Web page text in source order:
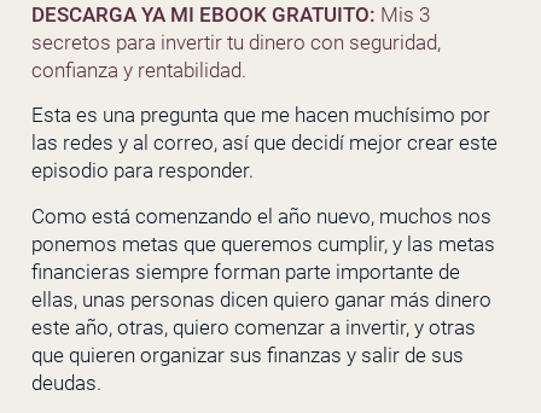
DESCARGA YA MI EBOOK GRATUITO: Mis 3
secretos para invertir tu dinero con seguridad,
confianza y rentabilidad.
Esta es una pregunta que me hacen muchísimo por
las redes y al correo, así que decidí mejor crear este
episodio para responder.
Como está comenzando el año nuevo, muchos nos
ponemos metas que queremos cumplir, y las metas
financieras siempre forman parte importante de
ellas, unas personas dicen quiero ganar más dinero
este año, otras, quiero comenzar a invertir, y otras
que quieren organizar sus finanzas y salir de sus
deudas.